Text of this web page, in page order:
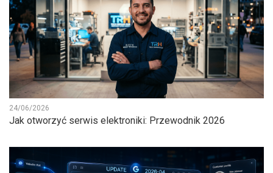
24/06/2026
Jak otworzyć serwis elektroniki: Przewodnik 2026